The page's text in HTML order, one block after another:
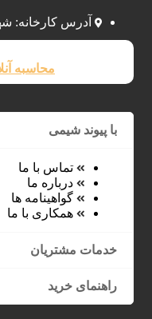
آدرس کارخانه:
محاسبه
با پیوند شیمی
تماس با ما
درباره ما
گواهینامه ها
همکاری با ما
خدمات مشتریان
راهنمای خرید